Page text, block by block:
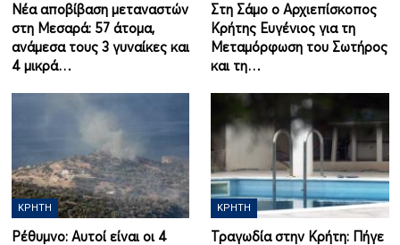
Νέα αποβίβαση μεταναστών
στη Μεσαρά: 57 άτομα,
ανάμεσα τους 3 γυναίκες και
4 μικρά…
Στη Σάμο ο Αρχιεπίσκοπος
Κρήτης Ευγένιος για τη
Μεταμόρφωση του Σωτήρος
και τη…
ΚΡΉΤΗ
Ρέθυμνο: Αυτοί είναι οι 4
ΚΡΉΤΗ
Τραγωδία στην Κρήτη: Πήγε